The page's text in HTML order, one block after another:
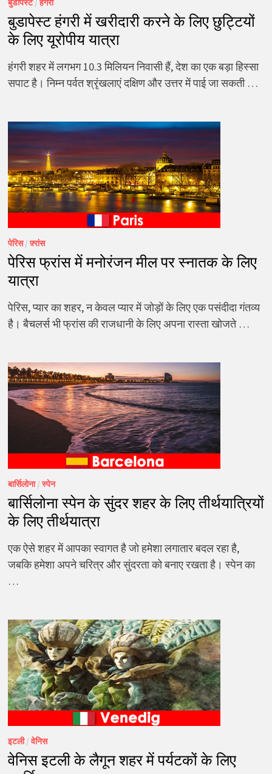
बुडापेस्ट हंगरी में खरीदारी करने के लिए छुट्टियों
के लिए यूरोपीय यात्रा
हंगरी शहर में लगभग 10.3 मिलियन निवासी हैं, देश का एक बड़ा हिस्सा
सपाट है। निम्न पर्वत श्रृंखलाएं दक्षिण और उत्तर में पाई जा सकती …
पेरिस/फ़्रांस
पेरिस फ्रांस में मनोरंजन मील पर स्नातक के लिए
यात्रा
पेरिस, प्यार का शहर, न केवल प्यार में जोड़ों के लिए एक पसंदीदा गंतव्य
है। बैचलर्स भी फ्रांस की राजधानी के लिए अपना रास्ता खोजते …
बार्सिलोना/स्पेन
बार्सिलोना स्पेन के सुंदर शहर के लिए तीर्थयात्रियों
के लिए तीर्थयात्रा
एक ऐसे शहर में आपका स्वागत है जो हमेशा लगातार बदल रहा है,
जबकि हमेशा अपने चरित्र और सुंदरता को बनाए रखता है। स्पेन का
…
इटली/वेनिस
वेनिस इटली के लैगून शहर में पर्यटकों के लिए